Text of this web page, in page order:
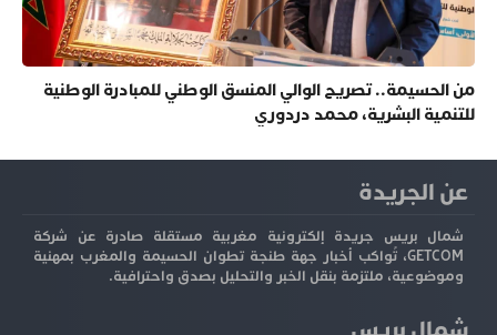
من الحسيمة.. تصريح الوالي المنسق الوطني للمبادرة الوطنية
للتنمية البشرية، محمد دردوري
عن الجريدة
شمال بريس جريدة إلكترونية مغربية مستقلة صادرة عن شركة
GETCOM، تُواكب أخبار جهة طنجة تطوان الحسيمة والمغرب بمهنية
وموضوعية، ملتزمة بنقل الخبر والتحليل بصدق واحترافية.